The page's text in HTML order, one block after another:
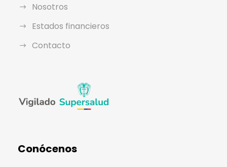
Nosotros
Estados financieros
Contacto
Conócenos